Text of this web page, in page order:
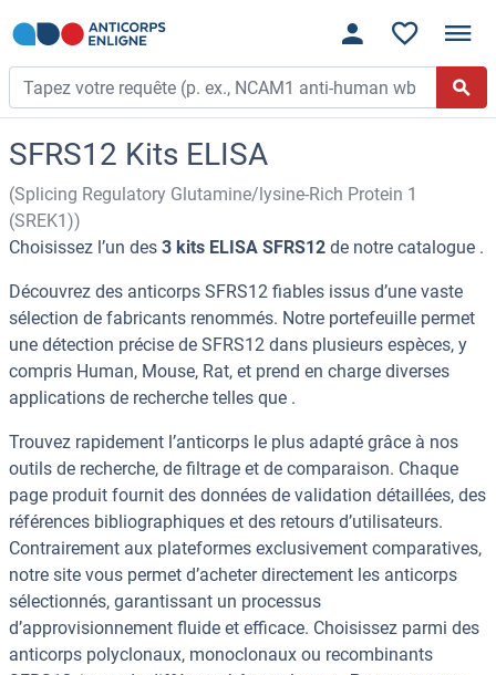
SFRS12 Kits ELISA
(Splicing Regulatory Glutamine/lysine-Rich Protein 1
(SREK1))
Choisissez l’un des 3 kits ELISA SFRS12 de notre catalogue .
Découvrez des anticorps SFRS12 fiables issus d’une vaste
sélection de fabricants renommés. Notre portefeuille permet
une détection précise de SFRS12 dans plusieurs espèces, y
compris Human, Mouse, Rat, et prend en charge diverses
applications de recherche telles que .
Trouvez rapidement l’anticorps le plus adapté grâce à nos
outils de recherche, de filtrage et de comparaison. Chaque
page produit fournit des données de validation détaillées, des
références bibliographiques et des retours d’utilisateurs.
Contrairement aux plateformes exclusivement comparatives,
notre site vous permet d’acheter directement les anticorps
sélectionnés, garantissant un processus
d’approvisionnement fluide et efficace. Choisissez parmi des
anticorps polyclonaux, monoclonaux ou recombinants